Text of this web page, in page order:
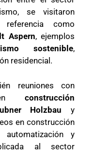
se visitaron
como
Aspern, ejemplos
sostenible,
residencial.
reuniones con
en construcción
Holzbau y
en construcción
automatización y
al sector